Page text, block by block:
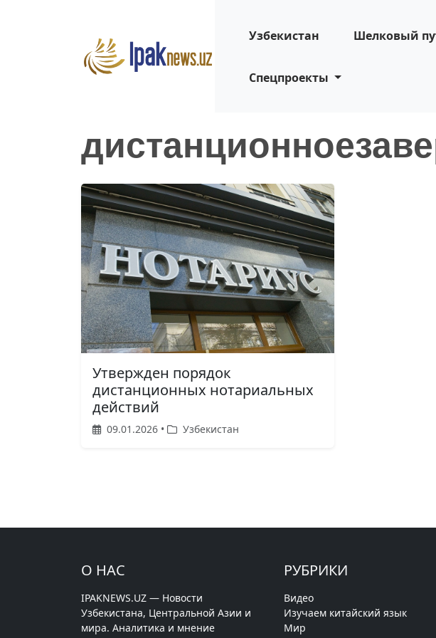
Узбекистан Шелковый
Спецпроекты
Утвержден порядок
дистанционных нотариальных
действий
09.01.2026 • Узбекистан
О НАС
IPAKNEWS.UZ — Новости
Узбекистана, Центральной Азии и
мира. Аналитика и мнение
РУБРИКИ
Видео
Изучаем китайский язык
Мир